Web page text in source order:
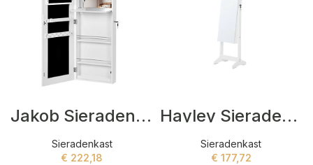
Jakob Sieradenkast Wit
Sieradenkast
€ 222,18
Hayley Sieradenkast Wit
Sieradenkast
€ 177,72